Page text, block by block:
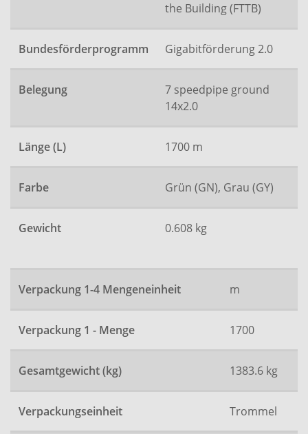
the Building (FTTB)
Bundesförderprogramm Gigabitförderung 2.0
Belegung
7 speedpipe ground
14x2.0
Länge (L) 1700 m
Farbe Grün (GN), Grau (GY)
Gewicht 0.608 kg
Verpackung 1-4 Mengeneinheit m
Verpackung 1 - Menge 1700
Gesamtgewicht (kg) 1383.6 kg
Verpackungseinheit Trommel